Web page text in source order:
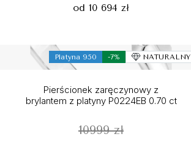
od 10 694 zł
Platyna 950 -7% NATURALNY
Pierścionek zaręczynowy z
brylantem z platyny P0224EB 0.70 ct
10999 zł